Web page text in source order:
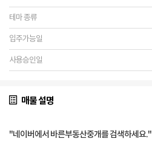
매물 설명
"네이버에서 바른부동산중개를 검색하세요."